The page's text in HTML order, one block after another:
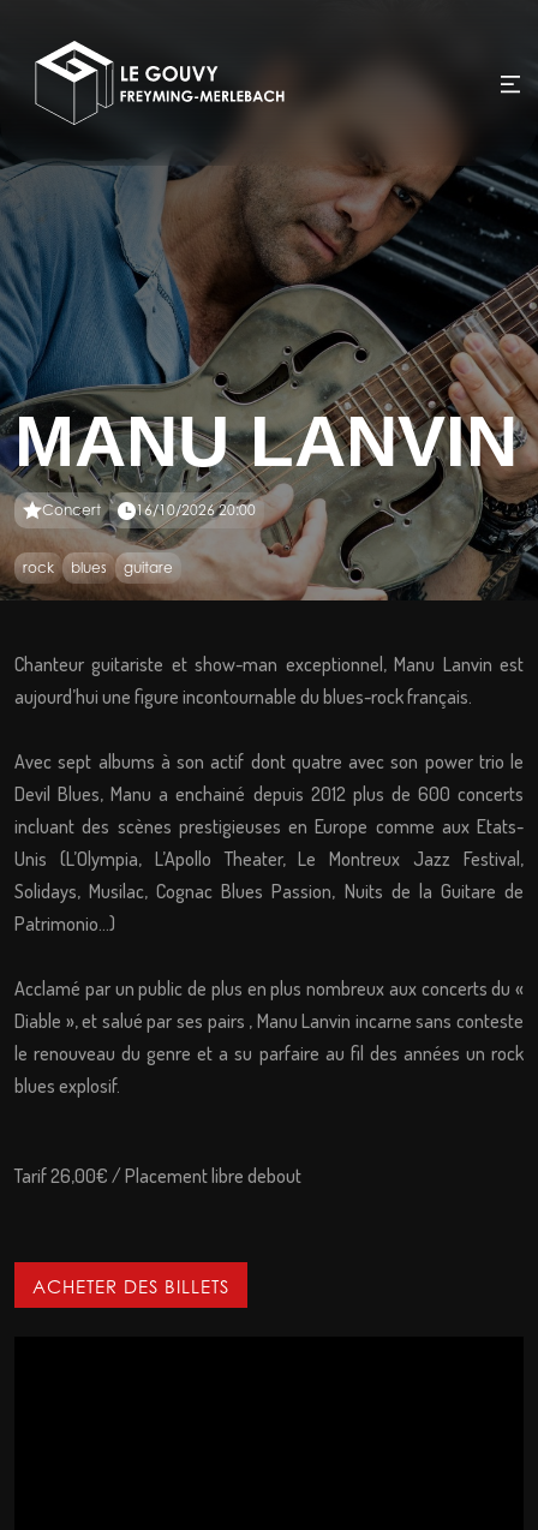
MANU LANVIN
Concert 16/10/2026 20:00
rock blues guitare
Chanteur guitariste et show-man exceptionnel, Manu Lanvin est
aujourd’hui une figure incontournable du blues-rock français.
Avec sept albums à son actif dont quatre avec son power trio le
Devil Blues, Manu a enchainé depuis 2012 plus de 600 concerts
incluant des scènes prestigieuses en Europe comme aux Etats-
Unis (L’Olympia, L’Apollo Theater, Le Montreux Jazz Festival,
Solidays, Musilac, Cognac Blues Passion, Nuits de la Guitare de
Patrimonio…)
Acclamé par un public de plus en plus nombreux aux concerts du «
Diable », et salué par ses pairs , Manu Lanvin incarne sans conteste
le renouveau du genre et a su parfaire au fil des années un rock
blues explosif.
Tarif 26,00€ / Placement libre debout
ACHETER DES BILLETS